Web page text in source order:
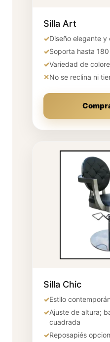
Silla Art
✓Diseño elegante
✓Soporta hasta
✓Variedad de
✕No se reclina ni
Silla Chic
✓Estilo
✓Ajuste de altura;
cuadrada
✓Reposapiés